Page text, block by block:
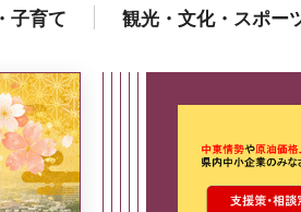
子育て 観光・文化・スポー
ここから最
県民だより奈良」
号